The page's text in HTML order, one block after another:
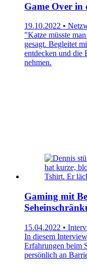
Game Over in
19.10.2022 •
"Katze müsste
gesagt. Begleitet
entdecken und die
nehmen.
Gaming mit
15.04.2022 •
In diesem
Erfahrungen beim
persönlich an